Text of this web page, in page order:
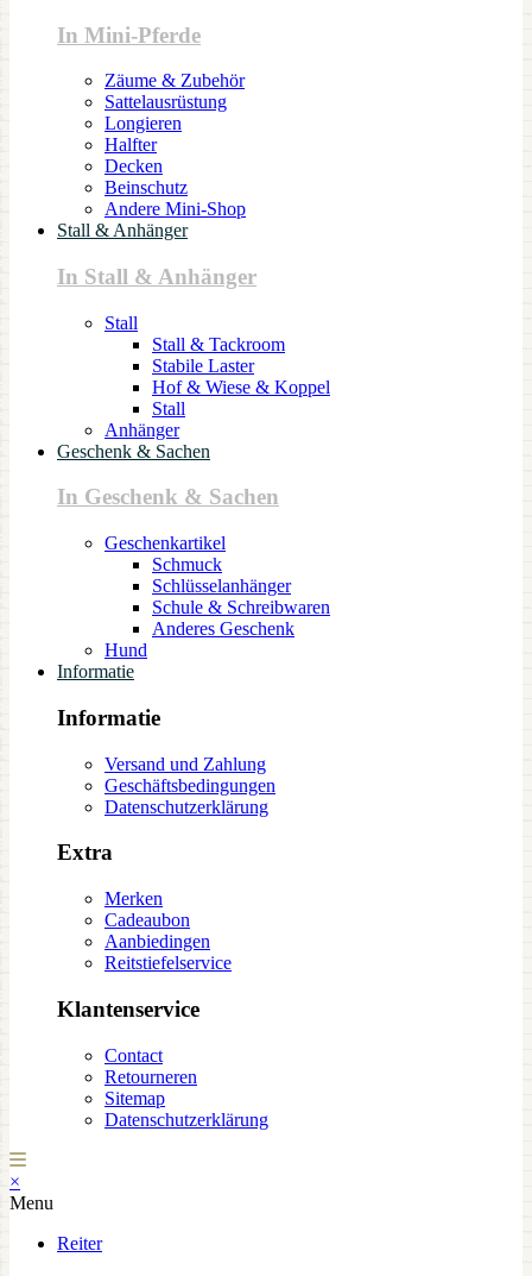
In Mini-Pferde
Zäume & Zubehör
Sattelausrüstung
Longieren
Halfter
Decken
Beinschutz
Andere Mini-Shop
Stall & Anhänger
In Stall & Anhänger
Stall
Stall & Tackroom
Stabile Laster
Hof & Wiese & Koppel
Stall
Anhänger
Geschenk & Sachen
In Geschenk & Sachen
Geschenkartikel
Schmuck
Schlüsselanhänger
Schule & Schreibwaren
Anderes Geschenk
Hund
Informatie
Informatie
Versand und Zahlung
Geschäftsbedingungen
Datenschutzerklärung
Extra
Merken
Cadeaubon
Aanbiedingen
Reitstiefelservice
Klantenservice
Contact
Retourneren
Sitemap
Datenschutzerklärung
×
Menu
Reiter